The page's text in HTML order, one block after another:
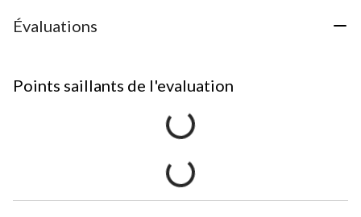
Évaluations
Points saillants de l'evaluation